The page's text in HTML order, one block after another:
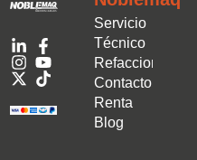
Servicio
Técnico
Refacciones
Contacto
Renta
Blog